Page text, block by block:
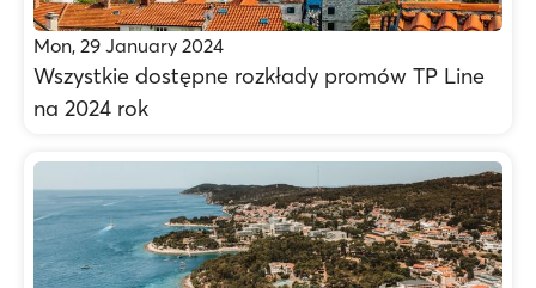
Mon, 29 January 2024
Wszystkie dostępne rozkłady promów TP Line
na 2024 rok